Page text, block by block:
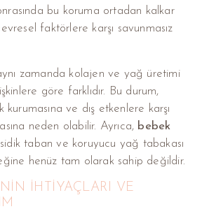
bu koruma ortadan kalkar
faktörlere karşı savunmasız
zamanda kolajen ve yağ üretimi
göre farklıdır. Bu durum,
ve dış etkenlere karşı
neden olabilir. Ayrıca, bebek
taban ve koruyucu yağ tabakası
henüz tam olarak sahip değildir.
İHTIYAÇLARI VE